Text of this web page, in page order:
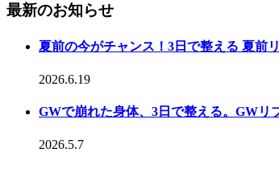
最新のお知らせ
夏前の今がチャンス！3日で整える 夏前
2026.6.19
GWで崩れた身体、3日で整える。GWリ
2026.5.7